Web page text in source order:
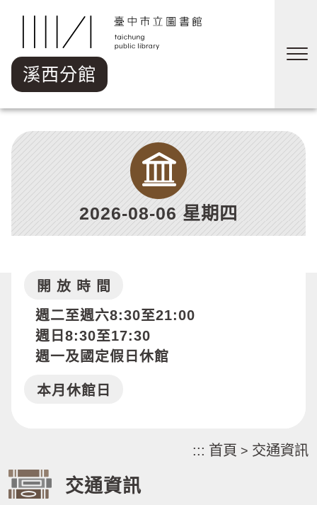
溪西分館
2026-08-06 星期四
開 放 時 間
週二至週六8:30至21:00
週日8:30至17:30
週一及國定假日休館
本月休館日
交通資訊
::: 首頁 > 交通資訊